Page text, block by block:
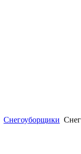
Снегоуборщики